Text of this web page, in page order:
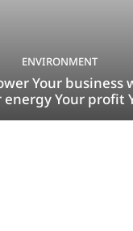
ENVIRONMENT
Your business
energy Your profit